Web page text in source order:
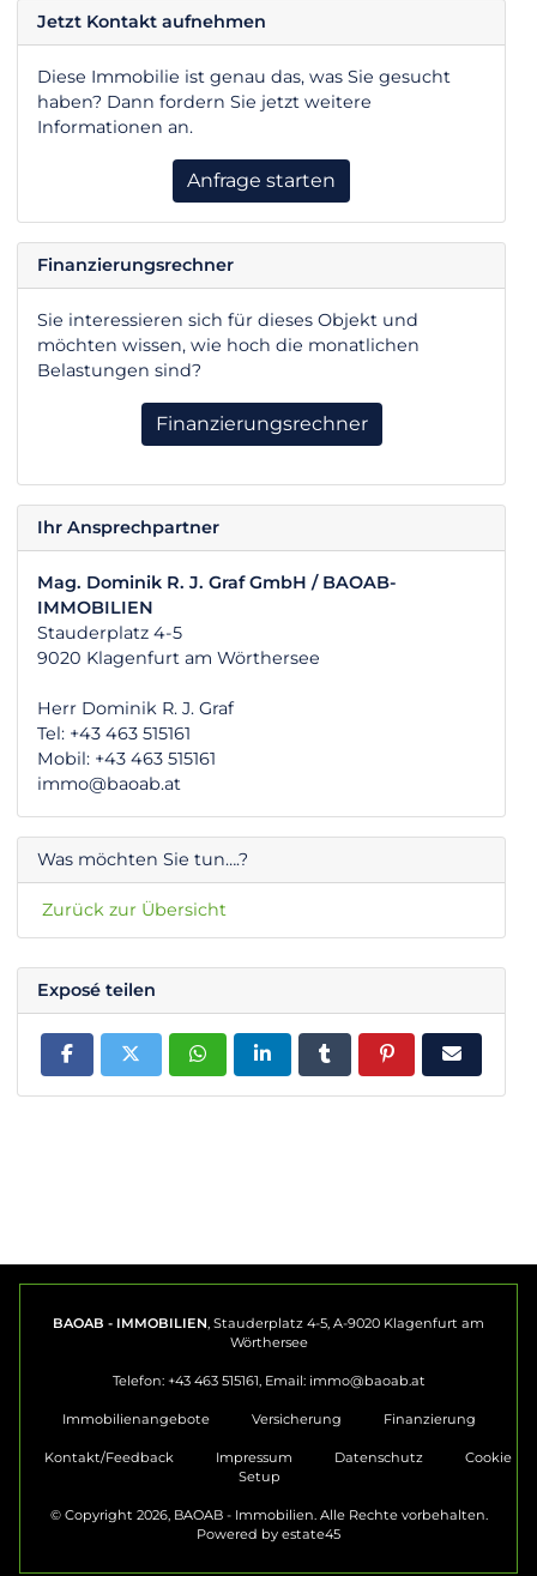
Jetzt Kontakt aufnehmen
Diese Immobilie ist genau das, was Sie gesucht
haben? Dann fordern Sie jetzt weitere
Informationen an.
Anfrage starten
Finanzierungsrechner
Sie interessieren sich für dieses Objekt und
möchten wissen, wie hoch die monatlichen
Belastungen sind?
Finanzierungsrechner
Ihr Ansprechpartner
Mag. Dominik R. J. Graf GmbH / BAOAB-
IMMOBILIEN
Stauderplatz 4-5
9020 Klagenfurt am Wörthersee
Herr Dominik R. J. Graf
Tel: +43 463 515161
Mobil: +43 463 515161
immo@baoab.at
Was möchten Sie tun….?
Zurück zur Übersicht
Exposé teilen
BAOAB - IMMOBILIEN, Stauderplatz 4-5, A-9020 Klagenfurt am
Wörthersee
Telefon: +43 463 515161, Email: immo@baoab.at
Immobilienangebote Versicherung Finanzierung
Kontakt/Feedback Impressum Datenschutz
Cookie
Setup
© Copyright 2026, BAOAB - Immobilien. Alle Rechte vorbehalten.
Powered by estate45